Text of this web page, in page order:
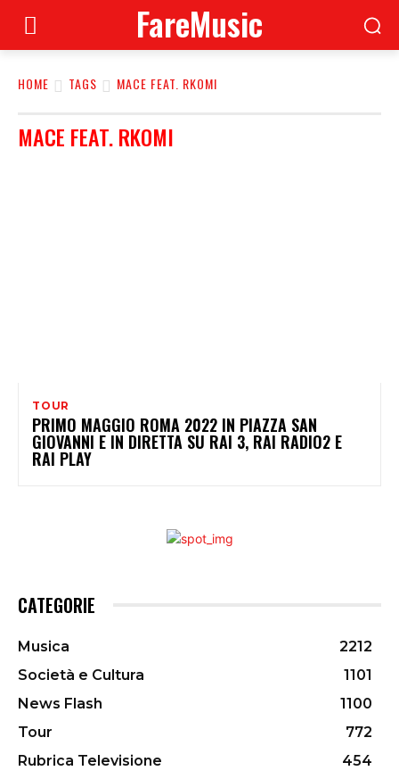
FareMusic
HOME TAGS MACE FEAT. RKOMI
MACE FEAT. RKOMI
TOUR
PRIMO MAGGIO ROMA 2022 IN PIAZZA SAN
GIOVANNI E IN DIRETTA SU RAI 3, RAI RADIO2 E
RAI PLAY
CATEGORIE
Musica
2212
Società e Cultura
1101
News Flash
1100
Tour
772
Rubrica Televisione
454